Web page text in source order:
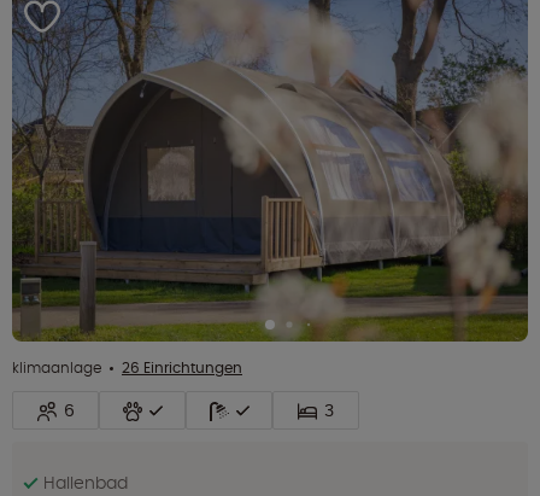
klimaanlage 26 Einrichtungen
6 3
Hallenbad